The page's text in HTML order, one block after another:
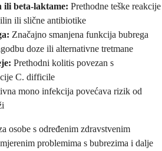
ili beta-laktame: Prethodne teške reakcije
ili slične antibiotike
Značajno smanjena funkcija bubrega
doze ili alternativne tretmane
Prethodni kolitis povezan s
C. difficile
mono infekcija povećava rizik od
osobe s određenim zdravstvenim
problemima s bubrezima i dalje